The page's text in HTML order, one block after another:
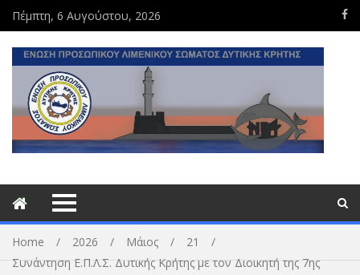
Πέμπτη, 6 Αυγούστου, 2026
Home 2026 Μάιος
21
Συνάντηση Ε.Π.Λ.Σ. Δυτικής Κρήτης με τον Διοικητή της 7ης